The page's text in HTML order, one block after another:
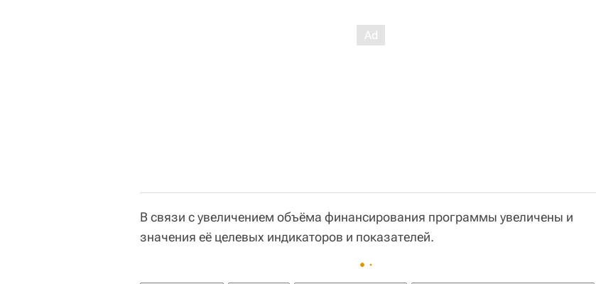
В связи с увеличением объёма финансирования программы увеличены и
значения её целевых индикаторов и показателей.